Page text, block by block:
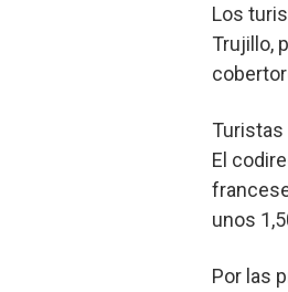
Los
Trujillo,
Turistas
El
unos
Por las